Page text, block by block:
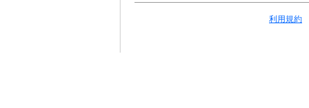
利用規約